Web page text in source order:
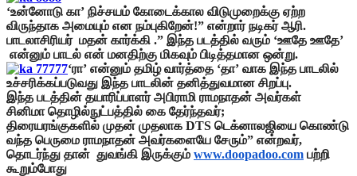
‘உன்னோடு கா’ நிச்சயம் கோடைக்கால விடுமுறைக்கு ஏற்ற
விருந்தாக அமையும் என நம்புகிறேன்!” என்றார் நடிகர் ஆரி.
பாடலாசிரியர் மதன் கார்க்கி .” இந்த படத்தில் வரும் ‘ஊதே ஊதே’
என்னும் பாடல் என் மனதிற்கு மிகவும் பிடித்தமான ஒன்று.
‘ரா’ என்னும் தமிழ் வார்த்தை ‘தா’ வாக இந்த பாடலில்
உச்சரிக்கப்படுவது இந்த பாடலின் தனித்துவமான சிறப்பு.
இந்த படத்தின் தயாரிப்பாளர் அபிராமி ராமநாதன் அவர்கள்
சினிமாதொழில்நுட்பத்தில் கை தேர்ந்தவர்;
திரையரங்குகளில் முதன் முதலாக DTS டெக்னாலஜியை கொண்டு
வந்த பெருமை ராமநாதன் அவர்களையே சேரும்” என்றவர்,
தொடர்ந்து தான் துவங்கி இருக்கும் www.doopadoo.com பற்றி
கூறும்போது